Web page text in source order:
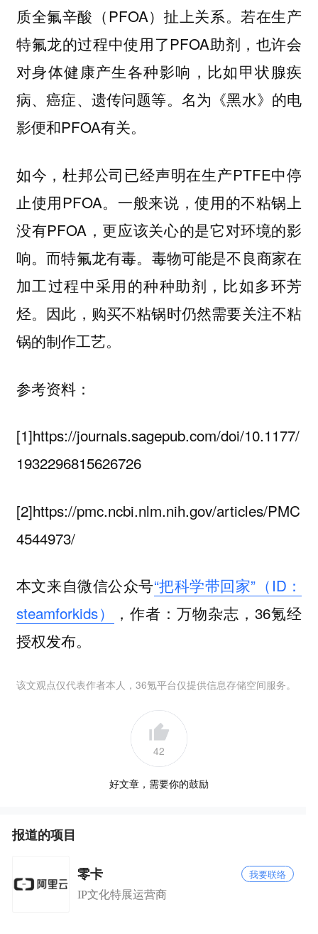
质全氟辛酸（PFOA）扯上关系。若在生产
特氟龙的过程中使用了PFOA助剂，也许会
对身体健康产生各种影响，比如甲状腺疾
病、癌症、遗传问题等。名为《黑水》的电
影便和PFOA有关。
如今，杜邦公司已经声明在生产PTFE中停
止使用PFOA。一般来说，使用的不粘锅上
没有PFOA，更应该关心的是它对环境的影
响。而特氟龙有毒。 毒物可能是不良商家在
加工过程中采用的种种助剂，比如多环芳
烃。因此，购买不粘锅时仍然需要关注不粘
锅的制作工艺。
参考资料：
[1]https://journals.sagepub.com/doi/10.1177/
1932296815626726
[2]https://pmc.ncbi.nlm.nih.gov/articles/PMC
4544973/
本文来自微信公众号“把科学带回家”（ID：
steamforkids）
，作者：万物杂志，36氪经
授权发布。
该文观点仅代表作者本人，36氪平台仅提供信息存储空间服务。
42
好文章，需要你的鼓励
报道的项目
零卡 我要联络
IP文化特展运营商